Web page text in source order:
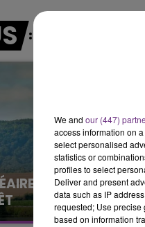
- 16h00
DE CHOOZ
que la centrale
We and our (447)
access information on
select personalised
statistics or
profiles to select
Deliver and present
data such as IP
requested; Use precise
based on information